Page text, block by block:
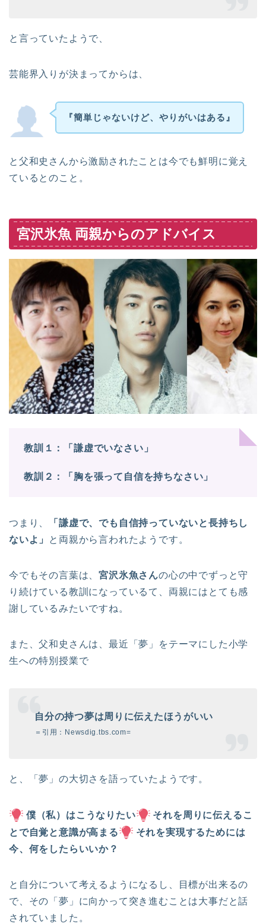
と言っていたようで、
芸能界入りが決まってからは、
『簡単じゃないけど、やりがいはある』
と父和史さんから激励されたことは今でも鮮明に覚え
ているとのこと。
宮沢氷魚 両親からのアドバイス
教訓１：「謙虚でいなさい」
教訓２：「胸を張って自信を持ちなさい」
つまり、
「謙虚で、でも自信持っていないと長持ちし
ないよ」
と両親から言われたようです。
今でもその言葉は、宮沢氷魚さんの心の中でずっと守
り続けている教訓になっているて、両親にはとても感
謝しているみたいですね。
また、父和史さんは、最近「夢」をテーマにした小学
生への特別授業で
自分の持つ夢は周りに伝えたほうがいい
＝引用：Newsdig.tbs.com=
と、「夢」の大切さを語っていたようです。
僕（私）はこうなりたい
それを周りに伝えるこ
とで自覚と意識が高まる
それを実現するためには
今、何をしたらいいか？
と自分について考えるようになるし、目標が出来るの
で、その「夢」に向かって突き進むことは大事だと話
されていました。